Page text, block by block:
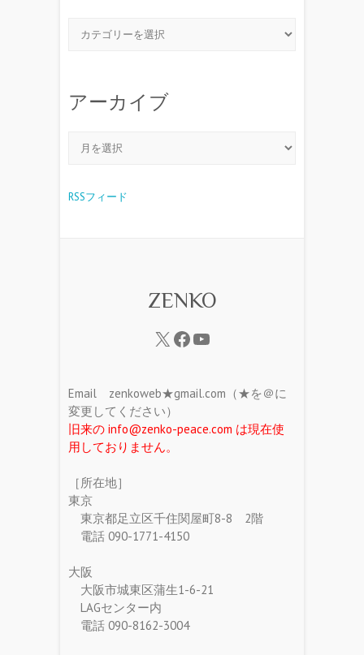
アーカイブ
RSSフィード
ZENKO
Email zenkoweb★gmail.com（★を＠に
変更してください）
旧来の info@zenko-peace.com は現在使
用しておりません。
［所在地］
東京
東京都足立区千住関屋町8-8 2階
電話 090-1771-4150
大阪
大阪市城東区蒲生1-6-21
LAGセンター内
電話 090-8162-3004